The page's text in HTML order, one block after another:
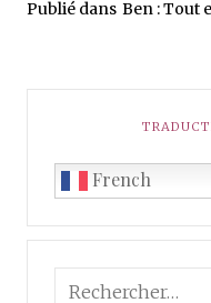
Publié dans Ben : Tout
French